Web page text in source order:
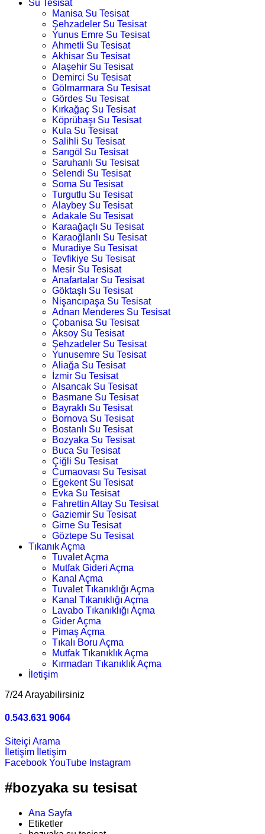
Su Tesisat
Manisa Su Tesisat
Şehzadeler Su Tesisat
Yunus Emre Su Tesisat
Ahmetli Su Tesisat
Akhisar Su Tesisat
Alaşehir Su Tesisat
Demirci Su Tesisat
Gölmarmara Su Tesisat
Gördes Su Tesisat
Kırkağaç Su Tesisat
Köprübaşı Su Tesisat
Kula Su Tesisat
Salihli Su Tesisat
Sarıgöl Su Tesisat
Saruhanlı Su Tesisat
Selendi Su Tesisat
Soma Su Tesisat
Turgutlu Su Tesisat
Alaybey Su Tesisat
Adakale Su Tesisat
Karaağaçlı Su Tesisat
Karaoğlanlı Su Tesisat
Muradiye Su Tesisat
Tevfikiye Su Tesisat
Mesir Su Tesisat
Anafartalar Su Tesisat
Göktaşlı Su Tesisat
Nişancıpaşa Su Tesisat
Adnan Menderes Su Tesisat
Çobanisa Su Tesisat
Aksoy Su Tesisat
Şehzadeler Su Tesisat
Yunusemre Su Tesisat
Aliağa Su Tesisat
İzmir Su Tesisat
Alsancak Su Tesisat
Basmane Su Tesisat
Bayraklı Su Tesisat
Bornova Su Tesisat
Bostanlı Su Tesisat
Bozyaka Su Tesisat
Buca Su Tesisat
Çiğli Su Tesisat
Cumaovası Su Tesisat
Egekent Su Tesisat
Evka Su Tesisat
Fahrettin Altay Su Tesisat
Gaziemir Su Tesisat
Girne Su Tesisat
Göztepe Su Tesisat
Tıkanık Açma
Tuvalet Açma
Mutfak Gideri Açma
Kanal Açma
Tuvalet Tıkanıklığı Açma
Kanal Tıkanıklığı Açma
Lavabo Tıkanıklığı Açma
Gider Açma
Pimaş Açma
Tıkalı Boru Açma
Mutfak Tıkanıklık Açma
Kırmadan Tıkanıklık Açma
İletişim
7/24 Arayabilirsiniz
0.543.631 9064
Siteiçi Arama
İletişim
İletişim
Facebook YouTube Instagram
#bozyaka su tesisat
Ana Sayfa
Etiketler